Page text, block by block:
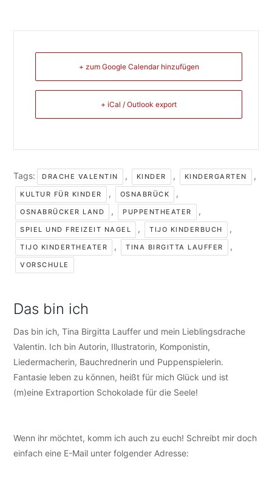
+ zum Google Calendar hinzufügen
+ iCal / Outlook export
Tags: DRACHE VALENTIN , KINDER , KINDERGARTEN ,
KULTUR FÜR KINDER , OSNABRÜCK ,
OSNABRÜCKER LAND , PUPPENTHEATER ,
SPIEL UND FREIZEIT NAGEL , TIJO KINDERBUCH ,
TIJO KINDERTHEATER , TINA BIRGITTA LAUFFER ,
VORSCHULE
Das bin ich
Das bin ich, Tina Birgitta Lauffer und mein Lieblingsdrache
Valentin. Ich bin Autorin, Illustratorin, Komponistin,
Liedermacherin, Bauchrednerin und Puppenspielerin.
Fantasie leben zu können, heißt für mich Glück und ist
(m)eine Extraportion Schokolade für die Seele!
Wenn ihr möchtet, komm ich auch zu euch! Schreibt mir doch
einfach eine E-Mail unter folgender Adresse: